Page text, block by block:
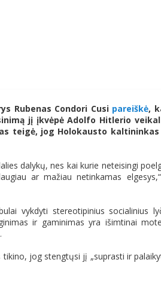
Rubenas Condori Cusi pareiškė,
jį įkvėpė Adolfo Hitlerio
teigė, jog Holokausto kaltininkas
dalykų, nes kai kurie neteisingi
ar mažiau netinkamas
vykdyti stereotipinius socialinius
ir gaminimas yra išimtinai
jog stengtųsi jį „suprasti ir